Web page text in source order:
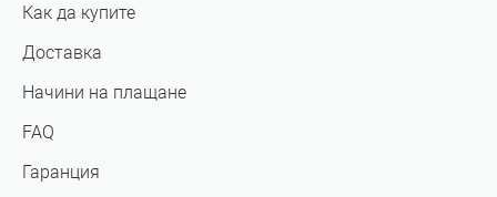
Как да купите
Доставка
Начини на плащане
FAQ
Гаранция